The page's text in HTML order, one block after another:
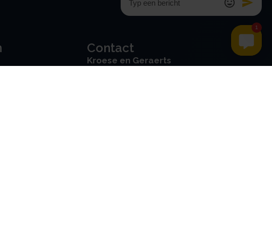
Contact
Kroese en Geraerts